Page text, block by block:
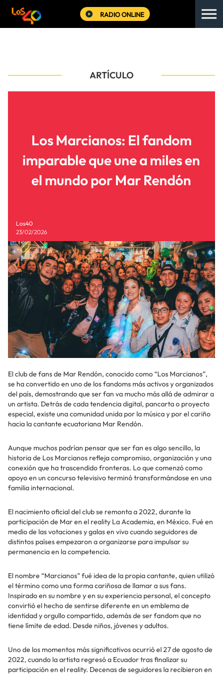
RADIO ONLINE
ARTÍCULO
Los Marcianos: El fandom
imparable que une a miles en
el mundo por Mar Rendón
Los40
23/02/2026
El club de fans de Mar Rendón, conocido como “Los Marcianos”,
se ha convertido en uno de los fandoms más activos y organizados
del país, demostrando que ser fan va mucho más allá de admirar a
un artista. Detrás de cada tendencia digital, pancarta o proyecto
especial, existe una comunidad unida por la música y por el cariño
hacia la cantante ecuatoriana Mar Rendón.
Aunque muchos podrían pensar que ser fan es algo sencillo, la
historia de Los Marcianos refleja compromiso, organización y una
conexión que ha trascendido fronteras. Lo que comenzó como
apoyo en un concurso televisivo terminó transformándose en una
familia internacional.
El nacimiento oficial del club se remonta a 2022, durante la
participación de Mar en el reality La Academia, en México. Fué en
medio de las votaciones y galas en vivo cuando seguidores de
distintos países empezaron a organizarse para impulsar su
permanencia en la competencia.
El nombre “Marcianos” fué idea de la propia cantante, quien utilizó
el término como una forma cariñosa de llamar a sus fans.
Inspirado en su nombre y en su experiencia personal, el concepto
convirtió el hecho de sentirse diferente en un emblema de
identidad y orgullo compartido, además de ser fandom que no
tiene límite de edad. Desde niños, jóvenes y adultos.
Uno de los momentos más significativos ocurrió el 27 de agosto de
2022, cuando la artista regresó a Ecuador tras finalizar su
participación en el reality. Decenas de seguidores la recibieron en